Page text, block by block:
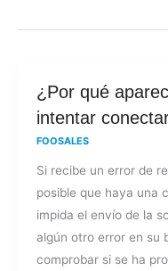
¿Por qué
intentar
FOOSALES
Si recibe un error de
posible que haya una
impida el envío de la
algún otro error en su
comprobar si se ha
¿Por
qué
error
de
red
al
intentar